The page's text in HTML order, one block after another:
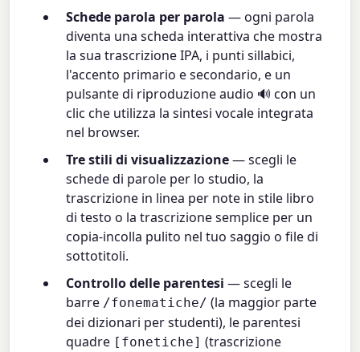
Schede parola per parola — ogni parola
diventa una scheda interattiva che mostra
la sua trascrizione IPA, i punti sillabici,
l'accento primario e secondario, e un
pulsante di riproduzione audio 🔊 con un
clic che utilizza la sintesi vocale integrata
nel browser.
Tre stili di visualizzazione— scegli le
schede di parole per lo studio, la
trascrizione in linea per note in stile libro
di testo o la trascrizione semplice per un
copia-incolla pulito nel tuo saggio o file di
sottotitoli.
Controllo delle parentesi — scegli le
barre /fonematiche/ (la maggior parte
dei dizionari per studenti), le parentesi
quadre [fonetiche] (trascrizione